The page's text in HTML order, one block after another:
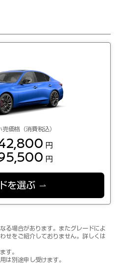
売価格（消費税込）
円
円
を選ぶ
る場合があります。またグレードによ
せをご紹介しておりません。詳しくは
す。
は別途申し受けます。